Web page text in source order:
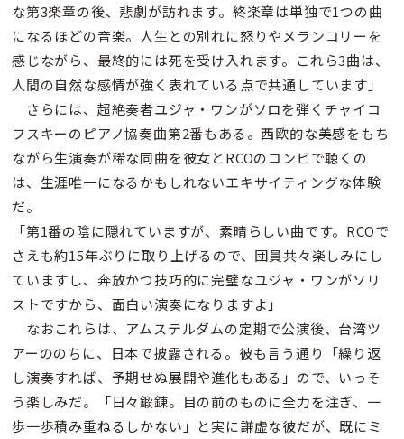
な第3楽章の後、悲劇が訪れます。終楽章は単独で1つの曲
になるほどの音楽。人生との別れに怒りやメランコリーを
感じながら、最終的には死を受け入れます。これら3曲は、
人間の自然な感情が強く表れている点で共通しています」
さらには、超絶奏者ユジャ・ワンがソロを弾くチャイコ
フスキーのピアノ協奏曲第2番もある。西欧的な美感をもち
ながら生演奏が稀な同曲を彼女とRCOのコンビで聴くの
は、生涯唯一になるかもしれないエキサイティングな体験
だ。
「第1番の陰に隠れていますが、素晴らしい曲です。RCOで
さえも約15年ぶりに取り上げるので、団員共々楽しみにし
ていますし、奔放かつ技巧的に完璧なユジャ・ワンがソリ
ストですから、面白い演奏になりますよ」
なおこれらは、アムステルダムの定期で公演後、台湾ツ
アーののちに、日本で披露される。彼も言う通り「繰り返
し演奏すれば、予期せぬ展開や進化もある」ので、いっそ
う楽しみだ。「日々鍛錬。目の前のものに全力を注ぎ、一
歩一歩積み重ねるしかない」と実に謙虚な彼だが、既にミ